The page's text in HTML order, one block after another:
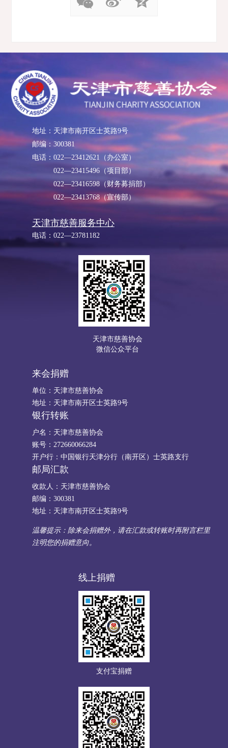
地址：天津市南开区士英路9号
邮编：300381
电话：022—23412621（办公室）
022—23415496（项目部）
022—23416598（财务募捐部）
022—23413768（宣传部）
天津市慈善服务中心
电话：022—23781182
天津市慈善协会
微信公众平台
来会捐赠
单位：天津市慈善协会
地址：天津市南开区士英路9号
银行转账
户名：天津市慈善协会
账号：272660066284
开户行：中国银行天津分行（南开区）士英路支行
邮局汇款
收款人：天津市慈善协会
邮编：300381
地址：天津市南开区士英路9号
温馨提示：除来会捐赠外，请在汇款或转账时再附言栏里
注明您的捐赠意向。
线上捐赠
支付宝捐赠